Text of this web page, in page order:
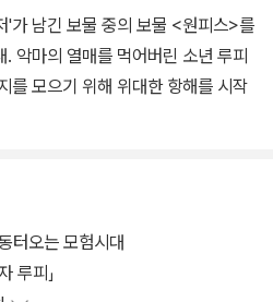
'가 남긴 보물 중의 보물 <원피스>를
악마의 열매를 먹어버린 소년 루피
를 모으기 위해 위대한 항해를 시작
터오는 모험시대
루피」